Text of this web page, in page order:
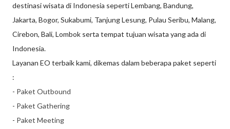
destinasi wisata di Indonesia seperti Lembang, Bandung,
Jakarta, Bogor, Sukabumi, Tanjung Lesung, Pulau Seribu, Malang,
Cirebon, Bali, Lombok serta tempat tujuan wisata yang ada di
Indonesia.
Layanan EO terbaik kami, dikemas dalam beberapa paket seperti
:
- Paket Outbound
- Paket Gathering
- Paket Meeting